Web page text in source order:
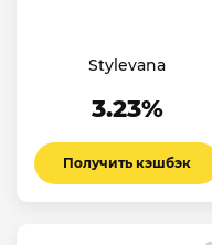
Stylevana
3.23%
Получить кэшбэк